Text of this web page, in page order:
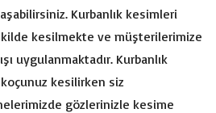
Kurbanlık kesimleri
kesilmekte ve müşterilerimize
uygulanmaktadır. Kurbanlık
kesilirken siz
gözlerinizle kesime